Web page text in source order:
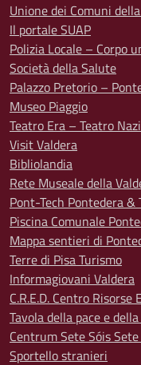
Unione dei Comuni
Il portale SUAP
Polizia Locale – Corpo
Società della Salute
Palazzo Pretorio –
Museo Piaggio
Teatro Era – Teatro
Visit Valdera
Bibliolandia
Rete Museale della
Pont-Tech Pontedera &
Piscina Comunale
Mappa sentieri di
Terre di Pisa Turismo
Informagiovani Valdera
C.R.E.D. Centro
Tavola della pace e
Centrum Sete Sóis
Sportello stranieri